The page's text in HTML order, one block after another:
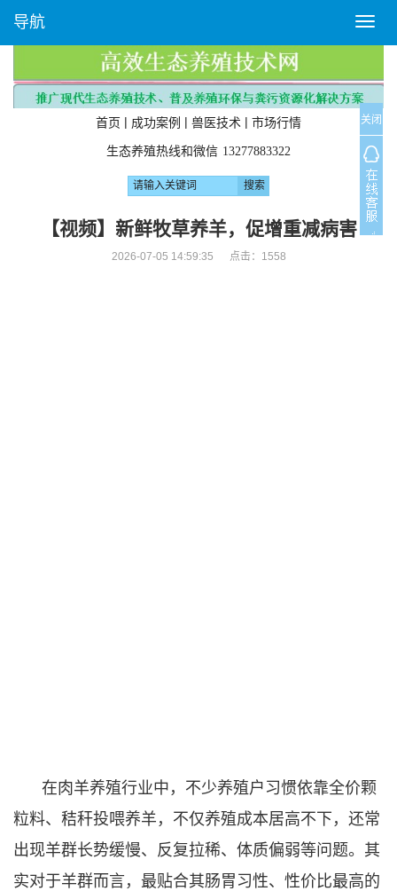
T
o
g
l
e
n
a
v
i
g
a
导航
首页 | 成功案例 | 兽医技术 | 市场行情
生态养殖热线和微信 13277883322
【视频】新鲜牧草养羊，促增重减病害
2026-07-05 14:59:35 点击： 1558
在肉羊养殖行业中，不少养殖户习惯依靠全价颗
粒料、秸秆投喂养羊，不仅养殖成本居高不下，还常
出现羊群长势缓慢、反复拉稀、体质偏弱等问题。其
实对于羊群而言，最贴合其肠胃习性、性价比最高的
关闭